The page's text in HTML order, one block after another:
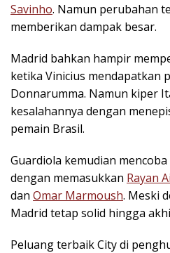
Savinho. Namun perubahan
memberikan dampak besar.
Madrid bahkan hampir
ketika Vinicius mendapatkan
Donnarumma. Namun kiper
kesalahannya dengan
pemain Brasil.
Guardiola kemudian
dengan memasukkan Rayan
dan Omar Marmoush. Meski
Madrid tetap solid hingga
Peluang terbaik City di